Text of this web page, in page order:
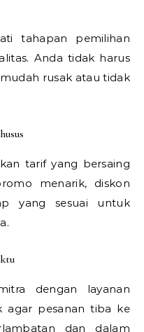
tahapan pemilihan
Anda tidak harus
rusak atau tidak
tarif yang bersaing
menarik, diskon
yang sesuai untuk
dengan layanan
agar pesanan tiba ke
dan dalam